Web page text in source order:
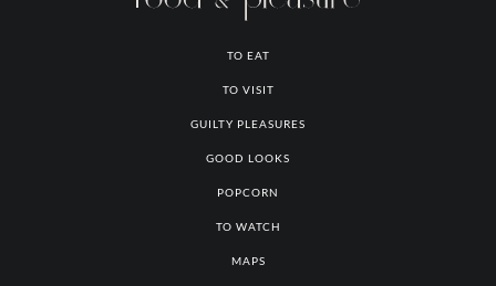
TO EAT
TO VISIT
GUILTY PLEASURES
GOOD LOOKS
POPCORN
TO WATCH
MAPS